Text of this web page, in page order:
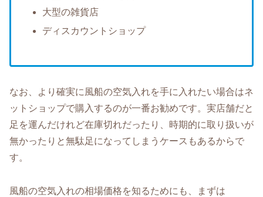
大型の雑貨店
ディスカウントショップ
なお、より確実に風船の空気入れを手に入れたい場合はネ
ットショップで購入するのが一番お勧めです。実店舗だと
足を運んだけれど在庫切れだったり、時期的に取り扱いが
無かったりと無駄足になってしまうケースもあるからで
す。
風船の空気入れの相場価格を知るためにも、まずは